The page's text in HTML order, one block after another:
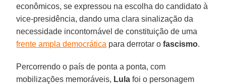
econômicos, se expressou na escolha do candidato à
vice-presidência, dando uma clara sinalização da
necessidade incontornável de constituição de uma
frente ampla democrática para derrotar ofascismo.
Percorrendo o país de ponta a ponta, com
mobilizações memoráveis, Lula foi o personagem